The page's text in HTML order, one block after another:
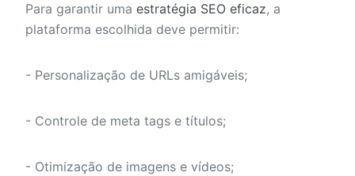
Para garantir uma estratégia SEO eficaz, a
plataforma escolhida deve permitir:
- Personalização de URLs amigáveis;
- Controle de meta tags e títulos;
- Otimização de imagens e vídeos;